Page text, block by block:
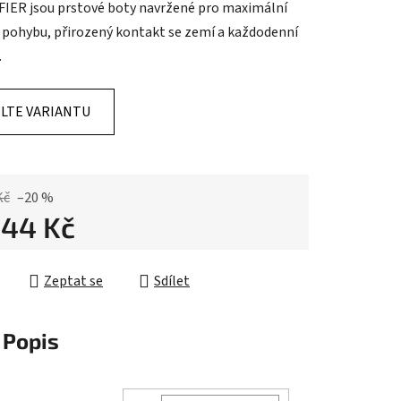
jsou prstové boty navržené pro maximální
přirozený kontakt se zemí a každodenní
VARIANTU
–20 %
Kč
Zeptat se Sdílet
Popis